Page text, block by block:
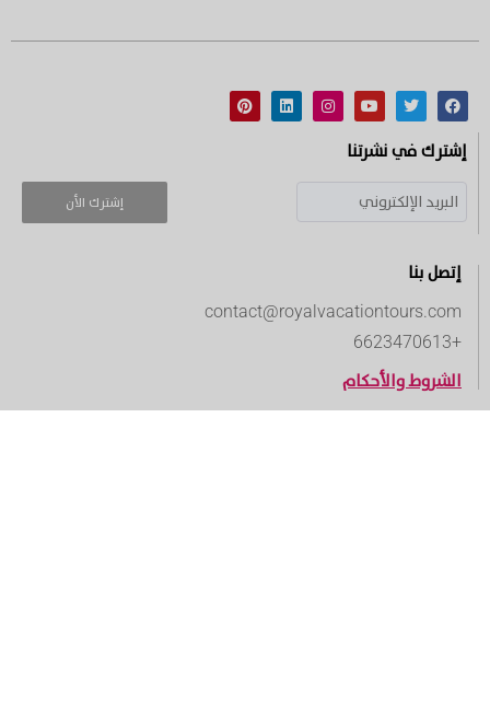
إشترك في نشرتنا
إشترك الأن
إتصل بنا
contact@royalvacationtours.com
+6623470613
الشروط والأحكام